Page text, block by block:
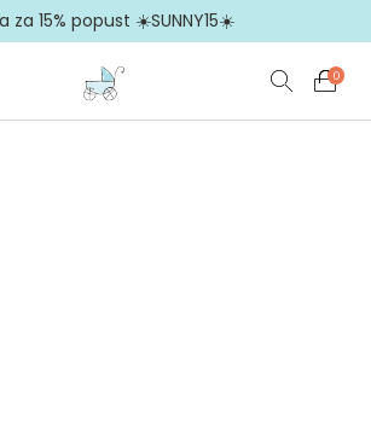
za 15% popust ☀️SUNNY15☀️
0